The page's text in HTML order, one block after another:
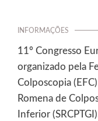
INFORMAÇÕES
11º Congresso
organizado pela
Colposcopia
Romena de
Inferior